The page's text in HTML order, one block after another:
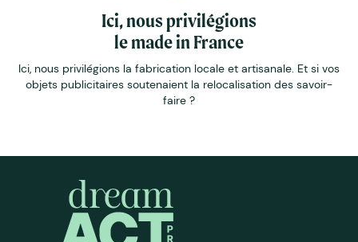
Ici, nous privilégions
le made in France
Ici, nous privilégions la fabrication locale et artisanale. Et si vos
objets publicitaires soutenaient la relocalisation des savoir-
faire ?